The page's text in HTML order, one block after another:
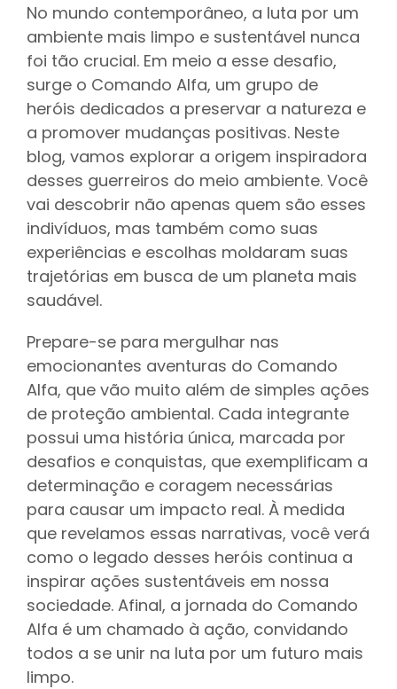
No mundo contemporâneo, a luta por um
ambiente mais limpo e sustentável nunca
foi tão crucial. Em meio a esse desafio,
surge o Comando Alfa, um grupo de
heróis dedicados a preservar a natureza e
a promover mudanças positivas. Neste
blog, vamos explorar a origem inspiradora
desses guerreiros do meio ambiente. Você
vai descobrir não apenas quem são esses
indivíduos, mas também como suas
experiências e escolhas moldaram suas
trajetórias em busca de um planeta mais
saudável.
Prepare-se para mergulhar nas
emocionantes aventuras do Comando
Alfa, que vão muito além de simples ações
de proteção ambiental. Cada integrante
possui uma história única, marcada por
desafios e conquistas, que exemplificam a
determinação e coragem necessárias
para causar um impacto real. À medida
que revelamos essas narrativas, você verá
como o legado desses heróis continua a
inspirar ações sustentáveis em nossa
sociedade. Afinal, a jornada do Comando
Alfa é um chamado à ação, convidando
todos a se unir na luta por um futuro mais
limpo.